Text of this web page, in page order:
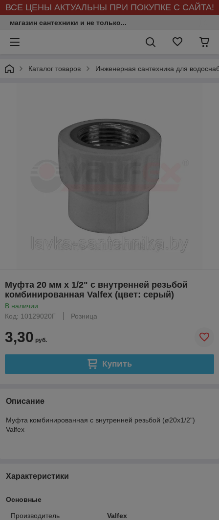
ВСЕ ЦЕНЫ АКТУАЛЬНЫ ПРИ ПОКУПКЕ С САЙТА!
магазин сантехники и не только...
Каталог товаров Инженерная сантехника для
Муфта 20 мм x 1/2" с внутренней резьбой
комбинированная Valfex (цвет: серый)
В наличии
Код: 10129020Г
Розница
3,30 руб.
Купить
Описание
Муфта комбинированная с внутренней резьбой (ø20x1/2")
Valfex
Характеристики
Основные
Производитель
Valfex